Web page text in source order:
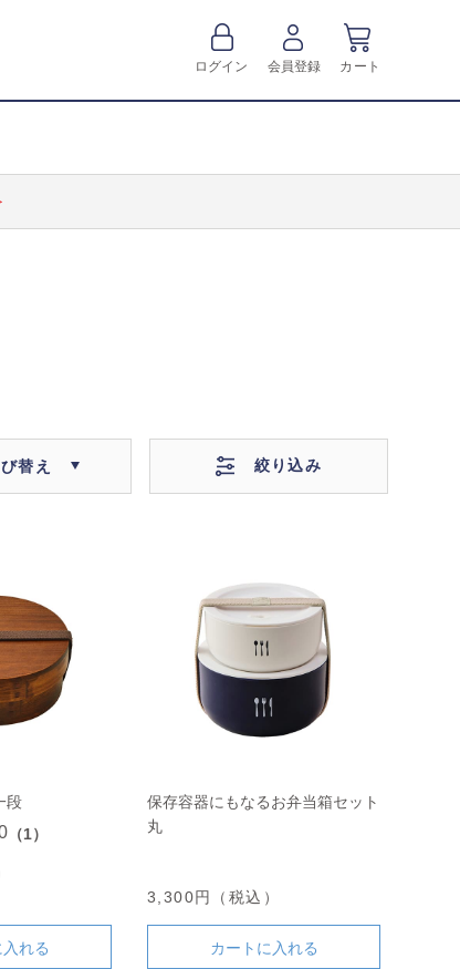
ログイン 会員登録 カート
替え 絞り込み
段
（1）
れる
保存容器にもなるお弁当箱セット
丸
3,300円（税込）
カートに入れる